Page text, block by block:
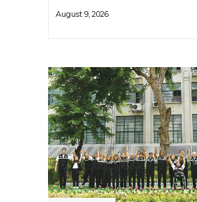
การให้บริการ รวมถึงกิจกรรมต่าง ๆ
August 9, 2026